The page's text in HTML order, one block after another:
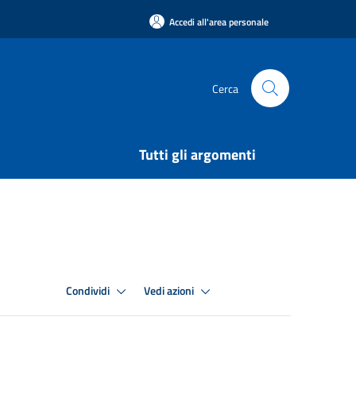
Accedi all'area personale
Cerca
Tutti gli argomenti
Condividi Vedi azioni